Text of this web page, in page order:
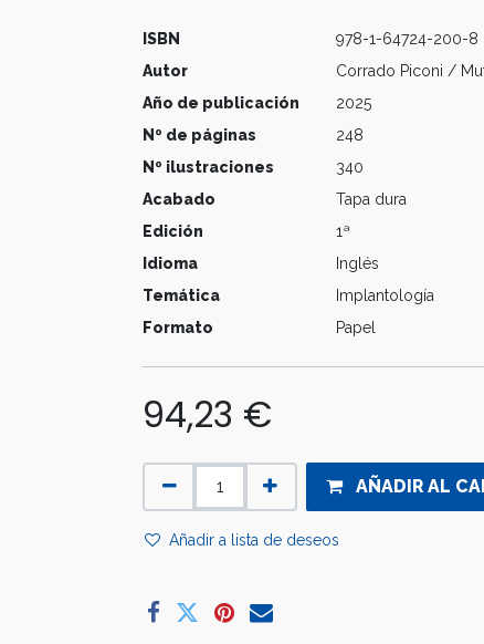
ISBN
978-1-64724-200-8
Autor
Corrado Piconi /
Año de publicación
2025
Nº de páginas
248
Nº ilustraciones
340
Acabado
Tapa dura
Edición
1ª
Idioma
Inglés
Temática
Implantología
Formato
Papel
94,23 €
AÑADIR AL
Añadir a lista de deseos